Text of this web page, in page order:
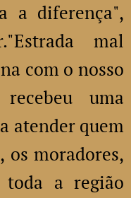
a diferença",
mal
com o nosso
recebeu uma
atender quem
os moradores,
toda a região